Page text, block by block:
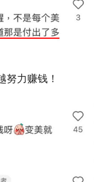
力赚钱！